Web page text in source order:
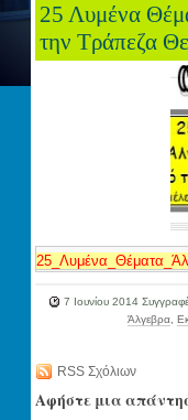
25 Λυμένα
την Τράπεζα
7 Ιουνίου 2014
Άλγεβρα,
RSS Σχόλιων
Αφήστε μια